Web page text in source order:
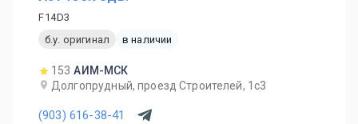
F14D3
б.у. оригинал
в наличии
153 АИМ-МСК
Долгопрудный, проезд Строителей, 1с3
(903) 616-38-41